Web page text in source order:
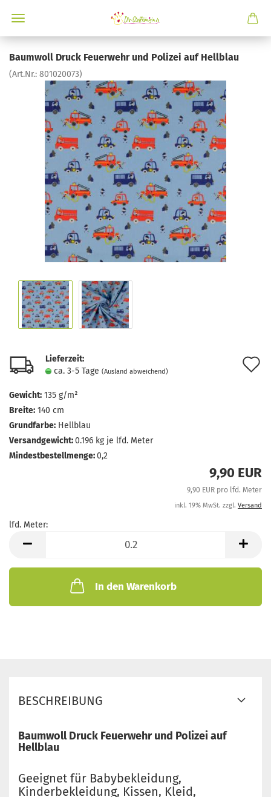
Baumwoll Druck Feuerwehr und Polizei auf Hellblau
(Art.Nr.: 801020073)
Lieferzeit:
ca. 3-5 Tage (Ausland abweichend)
Gewicht: 135 g/m²
Breite: 140 cm
Grundfarbe: Hellblau
Versandgewicht:0.196 kg je lfd. Meter
Mindestbestellmenge:0,2
9,90 EUR
9,90 EUR pro lfd. Meter
inkl. 19% MwSt. zzgl. Versand
lfd. Meter:
Meter
In den Warenkorb
BESCHREIBUNG
Baumwoll Druck Feuerwehr und Polizei auf
Hellblau
Geeignet für Babybekleidung,
Kinderbekleidung, Kissen, Kleid,